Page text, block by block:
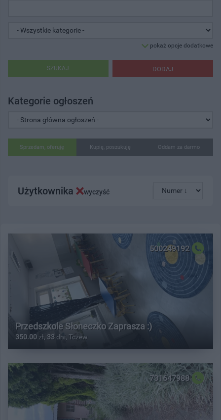
pokaż opcje dodatkowe
DODAJ
SZUKAJ
Kategorie ogłoszeń
Sprzedam, oferuję Kupię, poszukuję Oddam za darmo
Użytkownika wyczyść
500249192
Przedszkole Słoneczko Zaprasza :)
350.00 zł, 33 dni, Tczew
731647988